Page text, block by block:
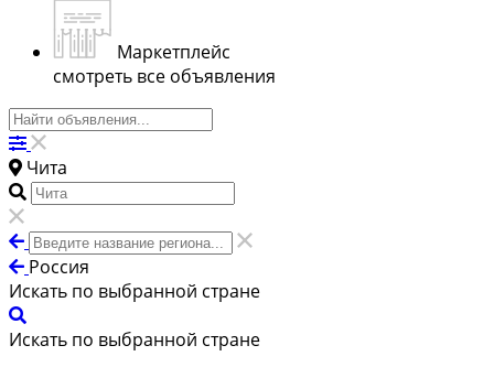
Маркетплейс
смотреть все объявления
Чита
Россия
Искать по выбранной стране
Искать по выбранной стране